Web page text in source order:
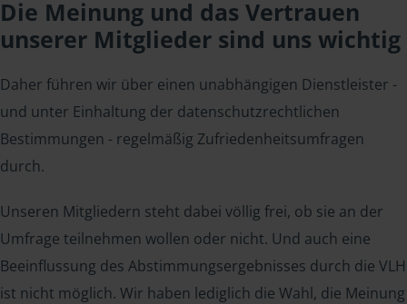
Die Meinung und das Vertrauen
unserer Mitglieder sind uns wichtig
Daher führen wir über einen unabhängigen Dienstleister -
und unter Einhaltung der datenschutzrechtlichen
Bestimmungen - regelmäßig Zufriedenheitsumfragen
durch.
Unseren Mitgliedern steht dabei völlig frei, ob sie an der
Umfrage teilnehmen wollen oder nicht. Und auch eine
Beeinflussung des Abstimmungsergebnisses durch die VLH
ist nicht möglich. Wir haben lediglich die Wahl, die Meinung